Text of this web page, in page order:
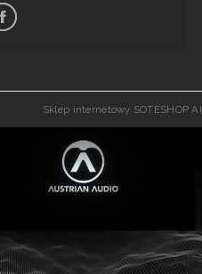
Sklep internetowy SOTESHOP AI